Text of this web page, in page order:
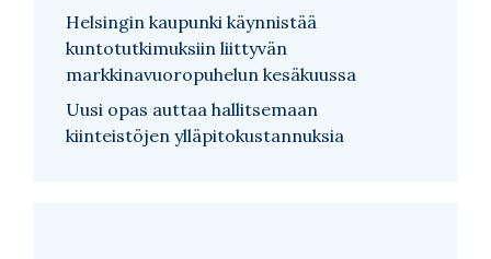
Helsingin kaupunki käynnistää
kuntotutkimuksiin liittyvän
markkinavuoropuhelun kesäkuussa
Uusi opas auttaa hallitsemaan
kiinteistöjen ylläpitokustannuksia